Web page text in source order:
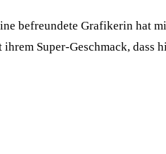
befreundete Grafikerin hat
Super-Geschmack,